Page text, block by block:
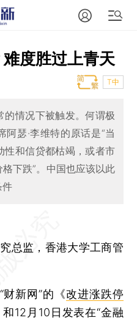
度胜过上青天
T中
的情况下被触发。何谓极
瑟·李维特的原话是“当
性和信贷都枯竭，或者市
下跌”。中国也应该以此
件
监，香港大学工商管
新网”的《改进涨跌停
和12月10日发表在“金融